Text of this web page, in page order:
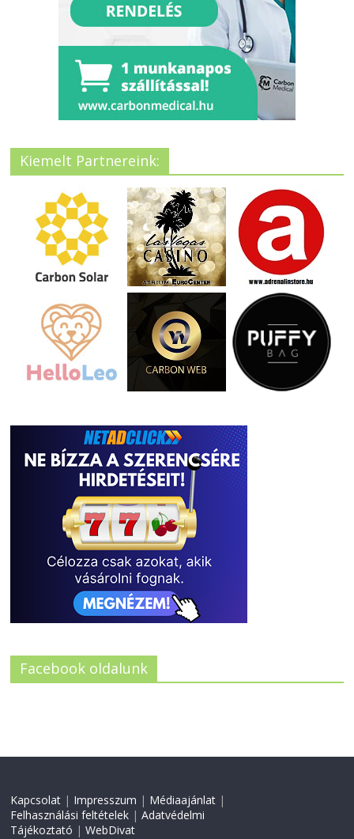
Kiemelt Partnereink:
Facebook oldalunk
Kapcsolat | Impresszum | Médiaajánlat |
Felhasználási feltételek |Adatvédelmi
Tájékoztató |WebDivat